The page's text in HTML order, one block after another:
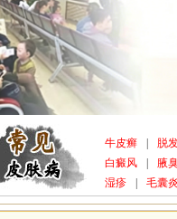
牛皮癣 脱
白癜风
腋
湿疹
毛囊炎